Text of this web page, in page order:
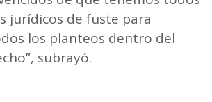
jurídicos de fuste para
los planteos dentro del
subrayó.